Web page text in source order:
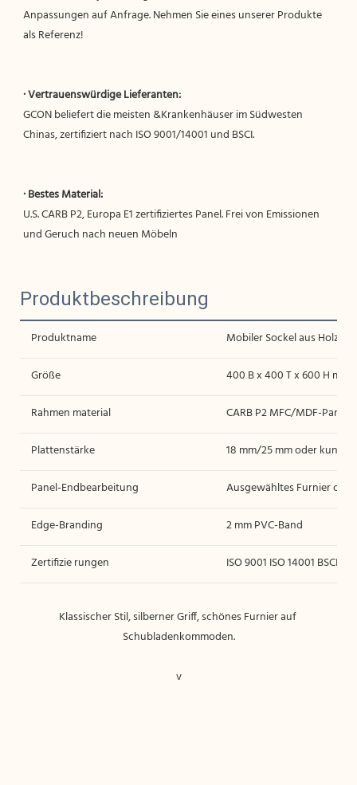
Anpassungen auf Anfrage. Nehmen Sie eines unserer Produkte
GCON beliefert die meisten &Krankenhäuser im Südwesten
U.S. CARB P2, Europa E1 zertifiziertes Panel. Frei von Emissionen
Produktbeschreibung
Produktname Mobiler Sockel aus Holz
Größe 400 B x 400 T x 600 H mm
Rahmen material CARB P2 MFC/MDF-Panel
Plattenstärke 18 mm/25 mm oder
Panel-Endbearbeitung Ausgewähltes Furnier
Edge-Branding 2 mm PVC-Band
Zertifizie rungen ISO 9001 ISO 14001 BSCI
Klassischer Stil, silberner Griff, schönes Furnier auf
Schubladenkommoden.
v